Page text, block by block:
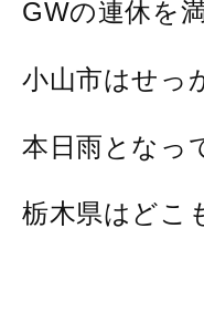
GWの連休を
小山市はせっ
本日雨となっ
栃木県はどこ